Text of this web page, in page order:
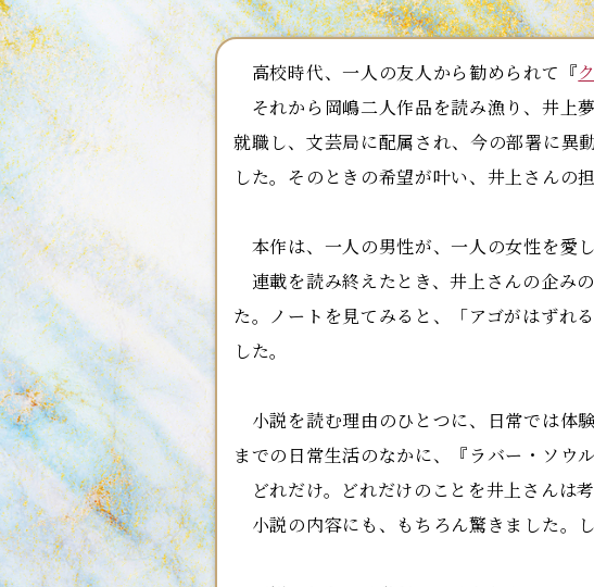
高校時代、一人の友人から勧められて『
それから岡嶋二人作品を読み漁り、井上
就職し、文芸局に配属され、今の部署に異
した。そのときの希望が叶い、井上さんの
本作は、一人の男性が、一人の女性を愛し
連載を読み終えたとき、井上さんの企み
た。ノートを見てみると、「アゴがはずれ
した。
小説を読む理由のひとつに、日常では体
までの日常生活のなかに、『ラバー・ソウ
どれだけ。どれだけのことを井上さんは
小説の内容にも、もちろん驚きました。